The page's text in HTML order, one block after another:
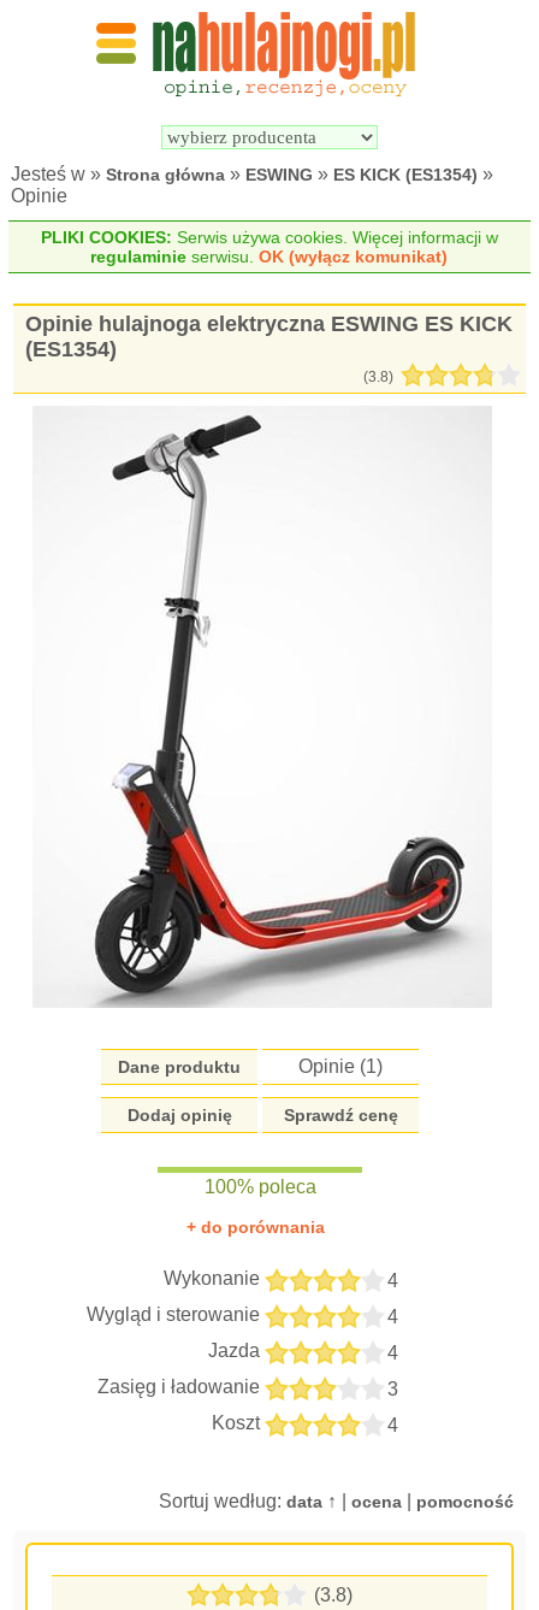
Wyszukiwarka
elektrycznych
Jesteś w »Strona główna » ESWING » ES KICK (ES1354) »
Opinie
PLIKI COOKIES: Serwis używa cookies. Więcej informacji w
regulaminie serwisu.OK (wyłącz komunikat)
Opinie hulajnoga elektryczna ESWING ES KICK
(ES1354)
(3.8)
Dane produktu Opinie (1)
Dodaj opinię Sprawdź cenę
100% poleca
+ do porównania
Wykonanie
4
Wygląd i sterowanie
4
Jazda
4
Zasięg i ładowanie
3
Koszt
4
Sortuj według: data↑ | ocena| pomocność
(3.8)